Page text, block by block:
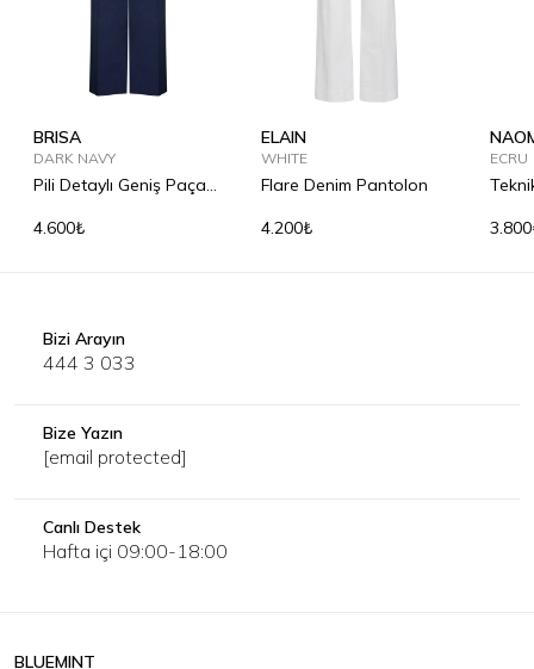
BRISA
DARK NAVY
Pili Detaylı Geniş Paça
4.600₺
ELAIN
WHITE
Flare Denim Pantolon
4.200₺
ECRU
Bizi Arayın
444 3 033
Bize Yazın
[email protected]
Canlı Destek
Hafta içi 09:00-18:00
BLUEMINT